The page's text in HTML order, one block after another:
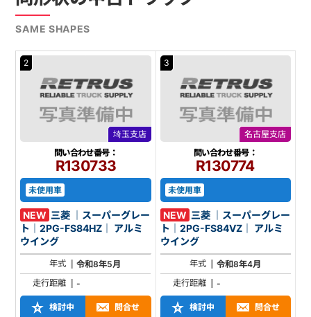
SAME SHAPES
2
埼玉支店
問い合わせ番号：
R130733
未使用車
NEW 三菱 ｜スーパーグレー
ト｜2PG-FS84HZ｜ アルミ
ウイング
年式
令和8年5月
走行距離
-
検討中 問合せ
3
名古屋支店
問い合わせ番号：
R130774
未使用車
NEW 三菱 ｜スーパーグレー
ト｜2PG-FS84VZ｜ アルミ
ウイング
年式
令和8年4月
走行距離
-
検討中 問合せ